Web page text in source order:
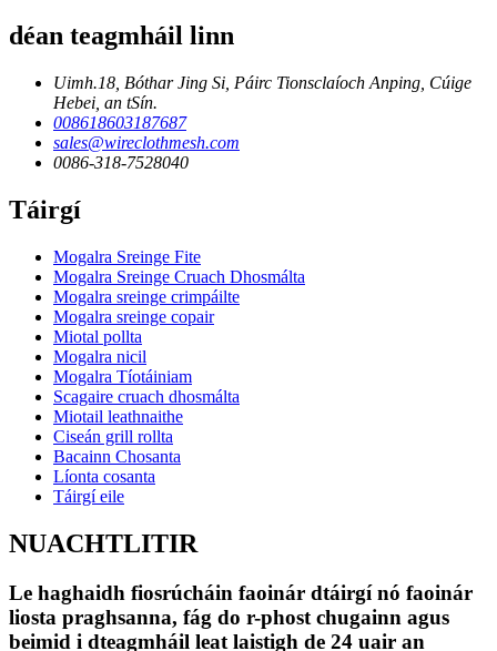
déan teagmháil linn
Uimh.18, Bóthar Jing Si, Páirc Tionsclaíoch Anping, Cúige
Hebei, an tSín.
008618603187687
sales@wireclothmesh.com
0086-318-7528040
Táirgí
Mogalra Sreinge Fite
Mogalra Sreinge Cruach Dhosmálta
Mogalra sreinge crimpáilte
Mogalra sreinge copair
Miotal pollta
Mogalra nicil
Mogalra Tíotáiniam
Scagaire cruach dhosmálta
Miotail leathnaithe
Ciseán grill rollta
Bacainn Chosanta
Líonta cosanta
Táirgí eile
NUACHTLITIR
Le haghaidh fiosrúcháin faoinár dtáirgí nó faoinár
liosta praghsanna, fág do r-phost chugainn agus
beimid i dteagmháil leat laistigh de 24 uair an